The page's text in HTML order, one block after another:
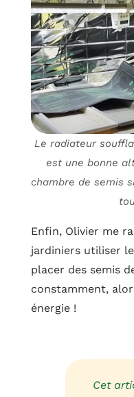
Le radiateur
est une bonne
chambre de semis
Enfin, Olivier me
jardiniers utiliser
placer des semis
constamment,
énergie !
Cet